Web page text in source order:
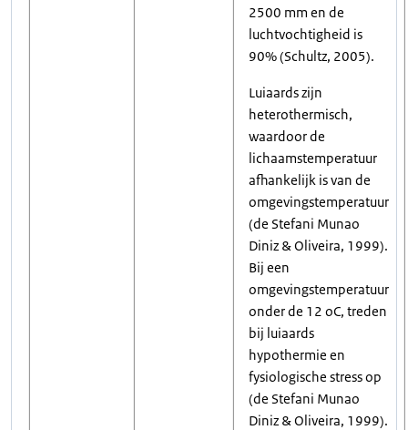
2500 mm en de
luchtvochtigheid is
90% (Schultz, 2005).
Luiaards zijn
heterothermisch,
waardoor de
lichaamstemperatuur
afhankelijk is van de
omgevingstemperatuur
(de Stefani Munao
Diniz & Oliveira, 1999).
Bij een
omgevingstemperatuur
onder de 12 oC, treden
bij luiaards
hypothermie en
fysiologische stress op
(de Stefani Munao
Diniz & Oliveira, 1999).